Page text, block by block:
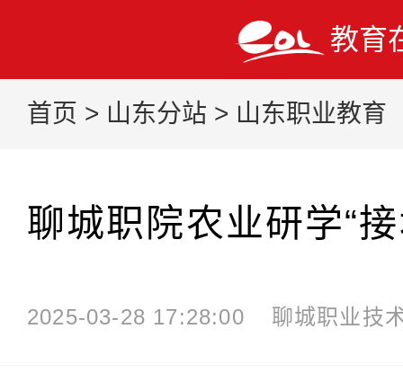
教育
首页 > 山东分站 > 山东职业教育
聊城职院农业研学“
2025-03-28 17:28:00 聊城职业技